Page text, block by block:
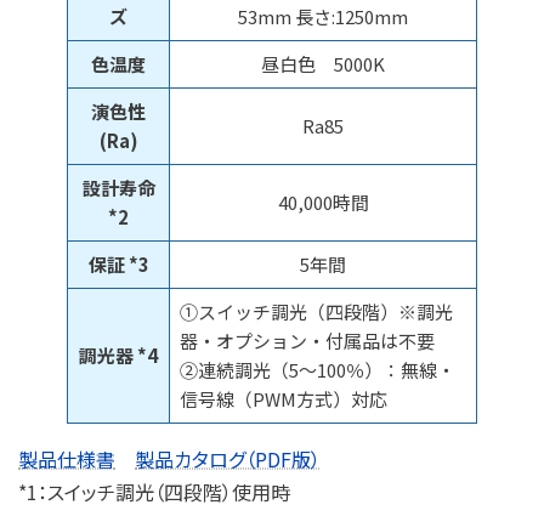
ズ
53mm 長さ:1250mm
色温度
昼白色 5000K
演色性
(Ra)
Ra85
設計寿命
*2
40,000時間
保証 *3 5年間
調光器 *4
①スイッチ調光（四段階）※調光
器・オプション・付属品は不要
②連続調光（5～100％）：無線・
信号線（PWM方式）対応
製品仕様書
製品カタログ（PDF版）
*1：スイッチ調光（四段階）使用時